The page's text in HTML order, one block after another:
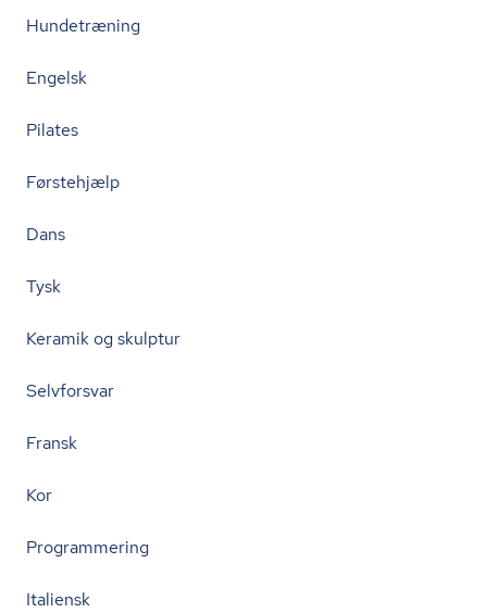
Hundetræning
Engelsk
Pilates
Førstehjælp
Dans
Tysk
Keramik og skulptur
Selvforsvar
Fransk
Kor
Programmering
Italiensk